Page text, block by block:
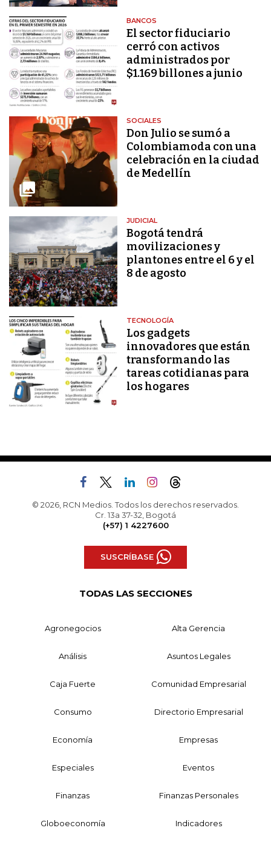
BANCOS
El sector fiduciario
cerró con activos
administrados por
$1.169 billones a junio
SOCIALES
Don Julio se sumó a
Colombiamoda con una
celebración en la ciudad
de Medellín
JUDICIAL
Bogotá tendrá
movilizaciones y
plantones entre el 6 y el
8 de agosto
TECNOLOGÍA
Los gadgets
innovadores que están
transformando las
tareas cotidianas para
los hogares
© 2026, RCN Medios. Todos los derechos reservados.
Cr. 13a 37-32, Bogotá
(+57) 1 4227600
SUSCRÍBASE
TODAS LAS SECCIONES
Agronegocios Alta Gerencia
Análisis Asuntos Legales
Caja Fuerte Comunidad Empresarial
Consumo Directorio Empresarial
Economía Empresas
Especiales Eventos
Finanzas Finanzas Personales
Globoeconomía Indicadores